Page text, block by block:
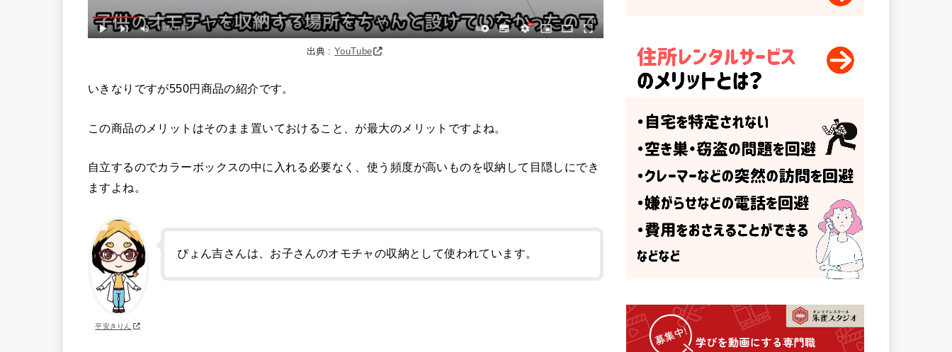
出典 :YouTube
いきなりですが550円商品の紹介です。
この商品のメリットはそのまま置いておけること、が最大のメリットですよね。
自立するのでカラーボックスの中に入れる必要なく、使う頻度が高いものを収納して目隠しにでき
ますよね。
平安きりん
ぴょん吉さんは、お子さんのオモチャの収納として使われています。